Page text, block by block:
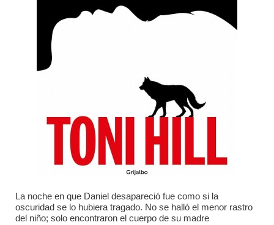
La noche en que Daniel desapareció fue como si la
oscuridad se lo hubiera tragado. No se halló el menor rastro
del niño; solo encontraron el cuerpo de su madre